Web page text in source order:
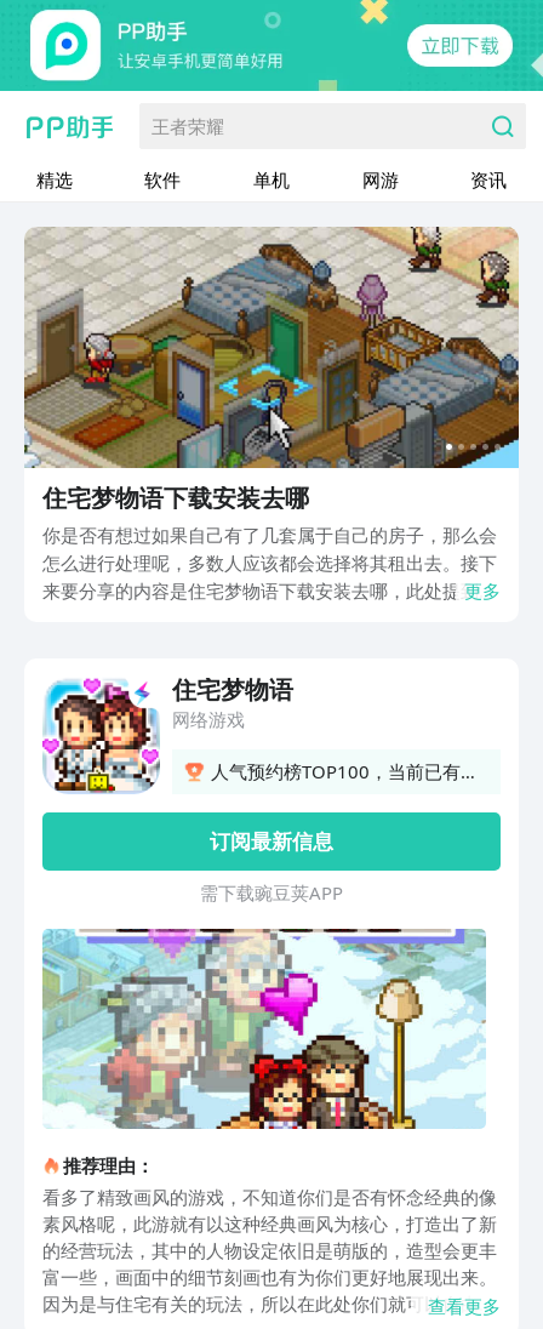
王者荣耀
精选 软件 单机 网游 资讯
住宅梦物语下载安装去哪
你是否有想过如果自己有了几套属于自己的房子，那么会
怎么进行处理呢，多数人应该都会选择将其租出去。接下
来要分享的内容是住宅梦物语下载安装去哪，此处提到的
链接先去预约。
更多
住宅梦物语
网络游戏
人气预约榜TOP100，当前已有
订阅最新信息
需 下 载 豌 豆 荚 A P P
推荐理由：
看多了精致画风的游戏，不知道你们是否有怀念经典的像
素风格呢，此游就有以这种经典画风为核心，打造出了新
的经营玩法，其中的人物设定依旧是萌版的，造型会更丰
富一些，画面中的细节刻画也有为你们更好地展现出来。
因为是与住宅有关的玩法，所以在此处你们就可以自由进
查看更多